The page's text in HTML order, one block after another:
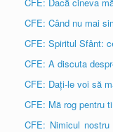
CFE: Când nu mai
CFE: Spiritul Sfânt:
CFE: A discuta
CFE: Dați-le voi să
CFE: Mă rog pentru
CFE: Nimicul